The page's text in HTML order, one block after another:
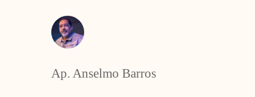
Ap. Anselmo Barros